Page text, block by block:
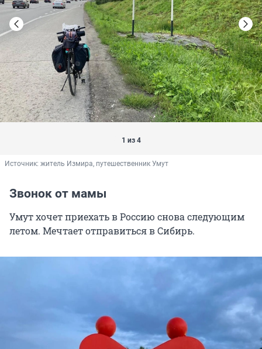
1 из 4
Источник: житель Измира, путешественник Умут
Звонок от мамы
Умут хочет приехать в Россию снова следующим
летом. Мечтает отправиться в Сибирь.